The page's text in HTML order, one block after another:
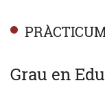
Grau en